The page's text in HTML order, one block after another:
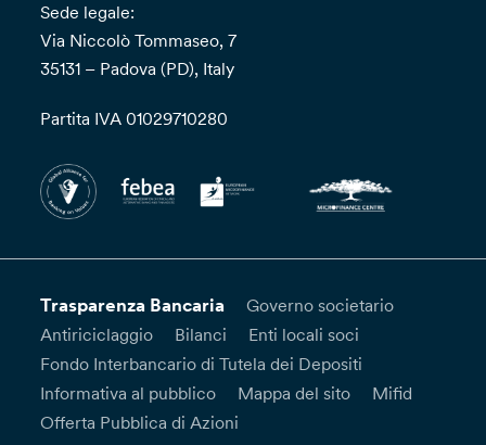
Sede legale:
Via Niccolò Tommaseo, 7
35131 – Padova (PD), Italy
Partita IVA 01029710280
Trasparenza Bancaria
Governo societario
Antiriciclaggio
Bilanci
Enti locali soci
Fondo Interbancario di Tutela dei Depositi
Informativa al pubblico
Mappa del sito
Mifid
Offerta Pubblica di Azioni